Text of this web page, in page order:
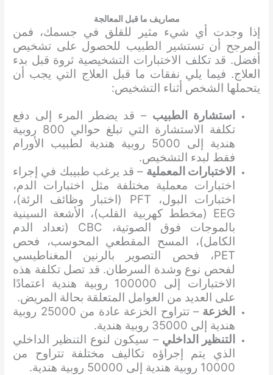
مصاريف ما قبل المعالجة
إذا وجدت أي شيء مثير للقلق في جسمك، فمن
المرجح أن تستشير الطبيب للحصول على تشخيص
أفضل. قد تكلف الاختبارات التشخيصية ثروة قبل بدء
العلاج. فيما يلي نفقات ما قبل العلاج التي يجب أن
يتحملها الشخص أثناء التشخيص:
استشارة الطبيب – قد يضطر المرء إلى دفع
تكلفة الاستشارة التي تبلغ حوالي 800 روبية
هندية إلى 5000 روبية هندية لطبيب الأورام
فقط لبدء التشخيص.
الاختبارات المعملية – قد يرغب طبيبك في إجراء
اختبارات معملية مختلفة مثل اختبارات الدم،
اختبارات البول، PFT (اختبار وظائف الرئة)،
EEG (مخطط كهربية القلب)، الأشعة السينية
بالموجات فوق الصوتية، CBC (تعداد الدم
الكامل)، المسح المقطعي المحوسب، فحص
PET، فحص التصوير بالرنين المغناطيسي
لفحص نوع وشدة السرطان. قد تصل تكلفة هذه
الاختبارات إلى 100000 روبية هندية اعتمادًا
على العديد من العوامل المتعلقة بحالة المريض.
الخزعة
– تتراوح الخزعة عادة من 25000 روبية
هندية إلى 35000 روبية هندية.
التنظير الداخلي – سيكون لنوع التنظير الداخلي
الذي يتم إجراؤه تكاليف مختلفة تتراوح من
10000 روبية هندية إلى 50000 روبية هندية.